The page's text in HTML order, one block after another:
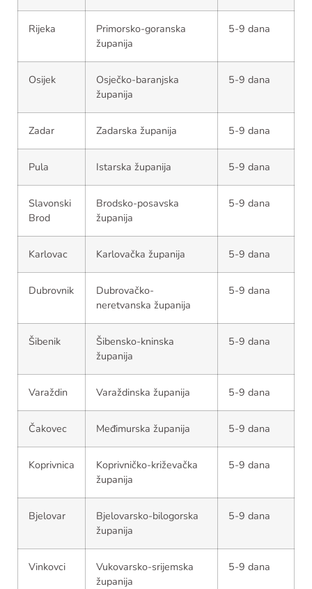
Rijeka
Primorsko-goranska
županija
5-9 dana
Osijek
Osječko-baranjska
županija
5-9 dana
Zadar Zadarska županija 5-9 dana
Pula Istarska županija 5-9 dana
Slavonski
Brod
Brodsko-posavska
županija
5-9 dana
Karlovac Karlovačka županija 5-9 dana
Dubrovnik
Dubrovačko-
neretvanska županija
5-9 dana
Šibenik
Šibensko-kninska
županija
5-9 dana
Varaždin Varaždinska županija 5-9 dana
Čakovec Međimurska županija 5-9 dana
Koprivnica
Koprivničko-križevačka
županija
5-9 dana
Bjelovar
Bjelovarsko-bilogorska
županija
5-9 dana
Vinkovci
Vukovarsko-srijemska
županija
5-9 dana